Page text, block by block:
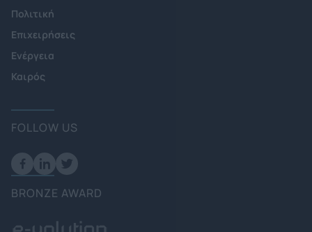
Πολιτική
Επιχειρήσεις
Ενέργεια
Καιρός
FOLLOW US
BRONZE AWARD